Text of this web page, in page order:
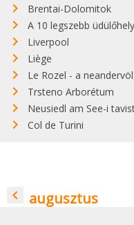
Brentai-Dolomitok
A 10 legszebb
Liverpool
Liège
Le Rozel - a
Trsteno Arborétum
Neusiedl am See-i
Col de Turini
navigate_before augusztus